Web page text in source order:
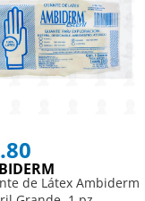
de Látex Ambiderm